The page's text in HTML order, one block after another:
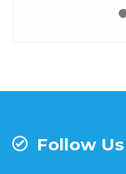
Follow Us